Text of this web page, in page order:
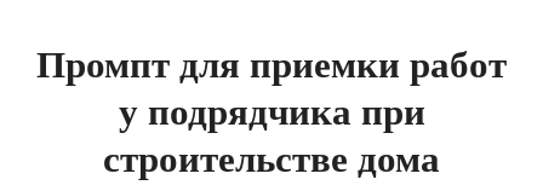
Промпт для приемки работ
у подрядчика при
строительстве дома